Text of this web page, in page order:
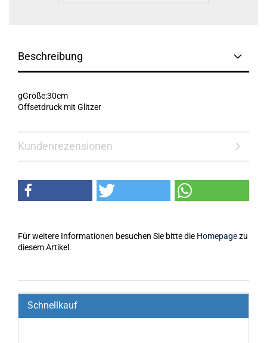
Beschreibung
gGröße:30cm
Offsetdruck mit Glitzer
Kundenrezensionen
Für weitere Informationen besuchen Sie bitte die Homepagezu
diesem Artikel.
Schnellkauf